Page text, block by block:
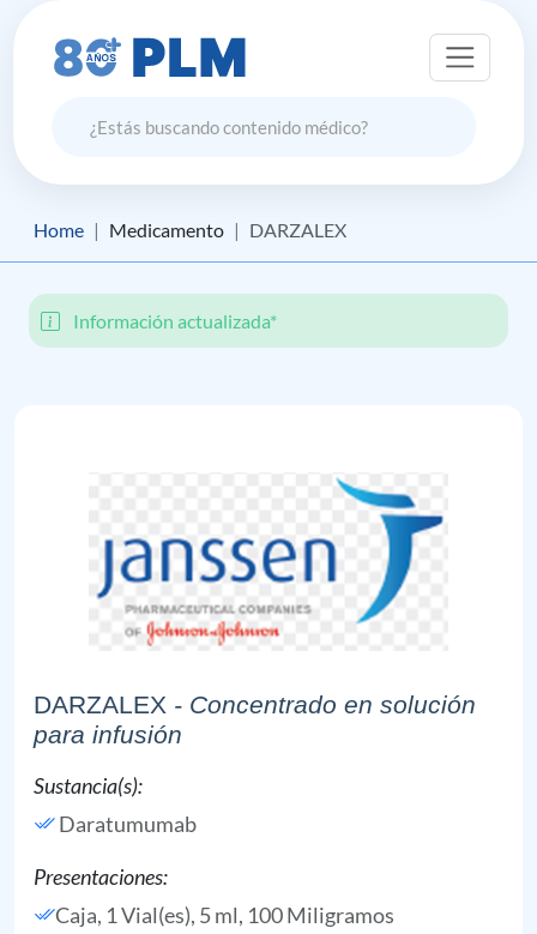
Home Medicamento DARZALEX
Información actualizada*
DARZALEX - Concentrado en solución
para infusión
Sustancia(s):
Daratumumab
Presentaciones:
Caja, 1 Vial(es), 5 ml, 100 Miligramos